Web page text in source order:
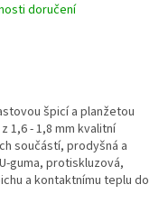
doručení
špicí a planžetou
1,6 - 1,8 mm kvalitní
součástí, prodyšná a
guma, protiskluzová,
a kontaktnímu teplu do